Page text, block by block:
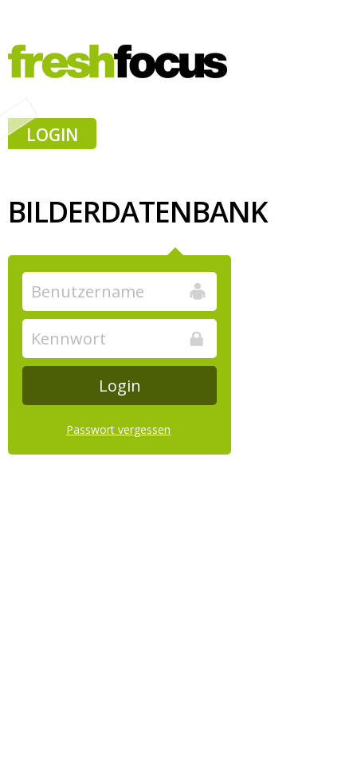
LOGIN
BILDERDATENBANK
Passwort vergessen